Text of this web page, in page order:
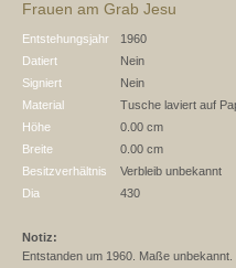
Frauen am Grab Jesu
Entstehungsjahr
1960
Datiert
Nein
Signiert
Nein
Material
Tusche laviert auf
Höhe
0.00 cm
Breite
0.00 cm
Besitzverhältnis
Verbleib unbekannt
Dia
430
Notiz:
Entstanden um 1960. Maße unbekannt.